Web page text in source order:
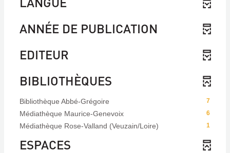
ANNÉE DE PUBLICATION
EDITEUR
BIBLIOTHÈQUES
7
Bibliothèque Abbé-Grégoire
6
Médiathèque Maurice-Genevoix
1
Médiathèque Rose-Valland (Veuzain/Loire)
ESPACES